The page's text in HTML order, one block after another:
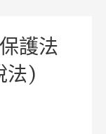
護法
法)